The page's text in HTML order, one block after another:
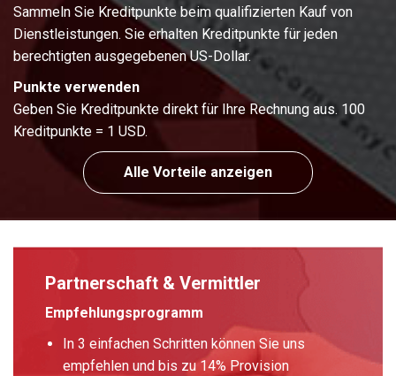
Sammeln Sie Kreditpunkte beim qualifizierten Kauf von
Dienstleistungen. Sie erhalten Kreditpunkte für jeden
berechtigten ausgegebenen US-Dollar.
Punkte verwenden
Geben Sie Kreditpunkte direkt für Ihre Rechnung aus. 100
Kreditpunkte = 1 USD.
Alle Vorteile anzeigen
Partnerschaft & Vermittler
Empfehlungsprogramm
In 3 einfachen Schritten können Sie uns
empfehlen und bis zu 14% Provision